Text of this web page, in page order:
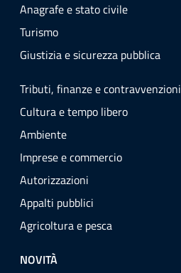
Anagrafe e stato civile
Turismo
Giustizia e sicurezza pubblica
Tributi, finanze e contravvenzioni
Cultura e tempo libero
Ambiente
Imprese e commercio
Autorizzazioni
Appalti pubblici
Agricoltura e pesca
NOVITÀ